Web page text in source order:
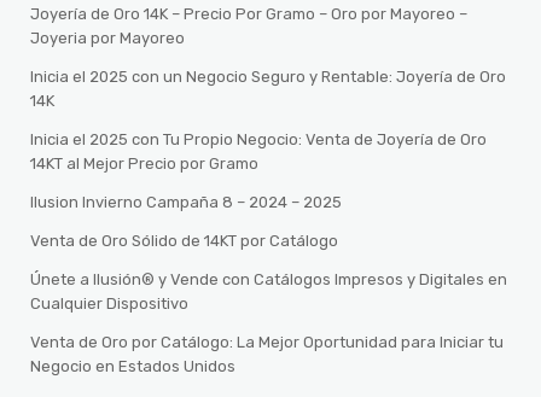
Joyería de Oro 14K – Precio Por Gramo – Oro por Mayoreo –
Joyeria por Mayoreo
Inicia el 2025 con un Negocio Seguro y Rentable: Joyería de Oro
14K
Inicia el 2025 con Tu Propio Negocio: Venta de Joyería de Oro
14KT al Mejor Precio por Gramo
Ilusion Invierno Campaña 8 – 2024 – 2025
Venta de Oro Sólido de 14KT por Catálogo
Únete a Ilusión® y Vende con Catálogos Impresos y Digitales en
Cualquier Dispositivo
Venta de Oro por Catálogo: La Mejor Oportunidad para Iniciar tu
Negocio en Estados Unidos